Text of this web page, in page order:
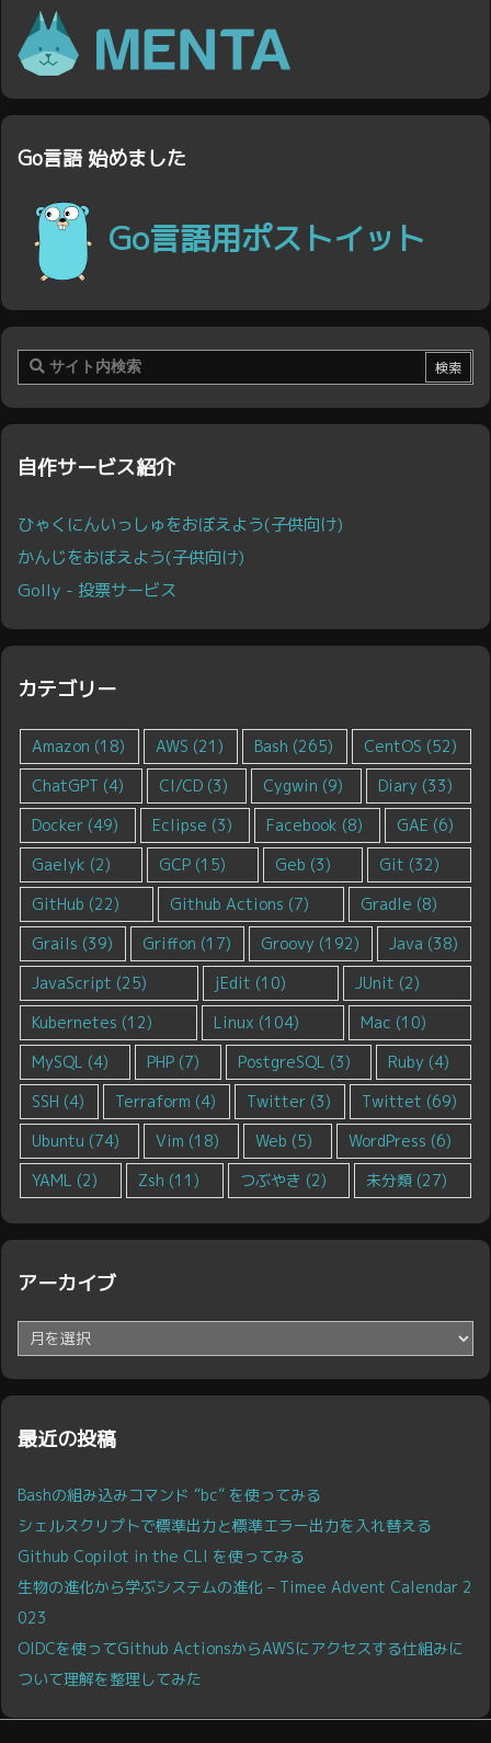
Go言語 始めました
Go言語用ポストイット
自作サービス紹介
ひゃくにんいっしゅをおぼえよう(子供向け)
かんじをおぼえよう(子供向け)
Golly - 投票サービス
カテゴリー
Amazon (18) AWS (21) Bash (265) CentOS (52)
ChatGPT (4) CI/CD (3) Cygwin (9) Diary (33)
Docker (49) Eclipse (3) Facebook (8) GAE (6)
Gaelyk (2) GCP (15) Geb (3) Git (32)
GitHub (22) Github Actions (7) Gradle (8)
Grails (39) Griffon (17) Groovy (192) Java (38)
JavaScript (25) jEdit (10) JUnit (2)
Kubernetes (12) Linux (104) Mac (10)
MySQL (4) PHP(7) PostgreSQL (3) Ruby (4)
SSH (4) Terraform (4) Twitter (3) Twittet (69)
Ubuntu (74) Vim (18) Web (5) WordPress (6)
YAML (2) Zsh (11) つぶやき (2) 未分類 (27)
アーカイブ
ー
カ
イ
最近の投稿
Bashの組み込みコマンド “bc” を使ってみる
シェルスクリプトで標準出力と標準エラー出力を入れ替える
Github Copilot in the CLI を使ってみる
生物の進化から学ぶシステムの進化 – Timee Advent Calendar 2
023
OIDCを使ってGithub ActionsからAWSにアクセスする仕組みに
ついて理解を整理してみた